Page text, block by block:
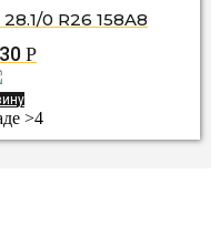
0 R26 158A8
Р
>4